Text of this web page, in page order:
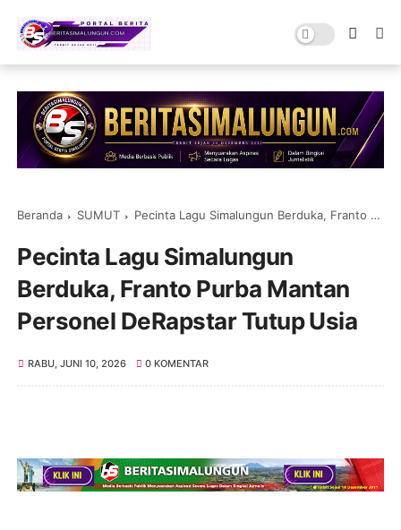
Beranda SUMUT Pecinta Lagu Simalungun Berduka, Franto Purba Mantan Personel DeRapstar Tutup Usia
Pecinta Lagu Simalungun
Berduka, Franto Purba Mantan
Personel DeRapstar Tutup Usia
RABU, JUNI 10, 2026 0 KOMENTAR